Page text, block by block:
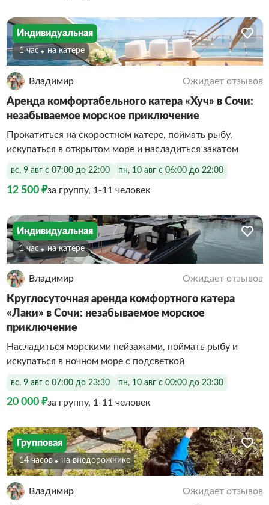
Индивидуальная
1 час На катере
Владимир Ожидает отзывов
Аренда комфортабельного катера «Хуч» в Сочи:
незабываемое морское приключение
Прокатиться на скоростном катере, поймать рыбу,
искупаться в открытом море и насладиться закатом
вс, 9 авг с 07:00 до 22:00 пн, 10 авг с 06:00 до 22:00
12 500 ₽за группу, 1-11 человек
Индивидуальная
1 час На катере
Владимир Ожидает отзывов
Круглосуточная аренда комфортного катера
«Лаки» в Сочи: незабываемое морское
приключение
Насладиться морскими пейзажами, поймать рыбу и
искупаться в ночном море с подсветкой
вс, 9 авг с 07:00 до 23:30 пн, 10 авг с 00:00 до 23:30
20 000 ₽за группу, 1-11 человек
Групповая
14 часов На внедорожнике
Владимир Ожидает отзывов